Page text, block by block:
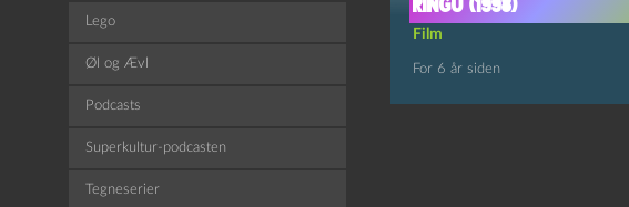
Ringu (1998)
Film
For 6 år siden
Lego
Øl og Ævl
Podcasts
Superkultur-podcasten
Tegneserier